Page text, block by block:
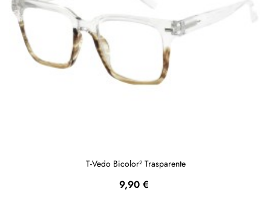
T-Vedo Bicolor² Trasparente
Prezzo
9,90 €